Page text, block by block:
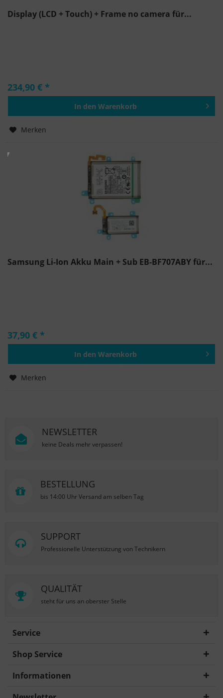
Display (LCD + Touch) + Frame no camera für...
234,90 € *
In den Warenkorb
Merken
Samsung Li-Ion Akku Main + Sub EB-BF707ABY für...
37,90 € *
In den Warenkorb
Merken
NEWSLETTER
keine Deals mehr verpassen!
BESTELLUNG
bis 14:00 Uhr Versand am selben Tag
SUPPORT
Professionelle Unterstützung von Technikern
QUALITÄT
steht für uns an oberster Stelle
Service
Shop Service
Informationen